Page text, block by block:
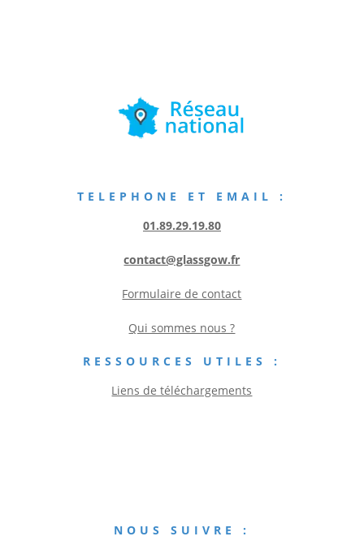
TELEPHONE ET EMAIL :
01.89.29.19.80
contact@glassgow.fr
Formulaire de contact
Qui sommes nous ?
RESSOURCES UTILES :
Liens de téléchargements
NOUS SUIVRE :